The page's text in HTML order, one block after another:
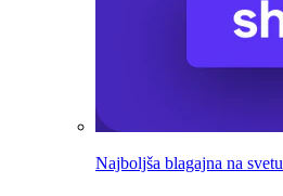
Najboljša blagajna na svetu